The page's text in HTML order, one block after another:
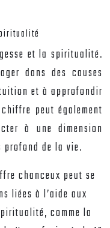
et la spiritualité.
dans des causes
et à approfondir
peut également
à une dimension
profond de la vie.
chanceux peut se
liées à l’aide aux
comme la